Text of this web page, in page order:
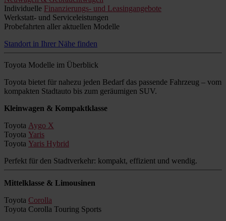
Individuelle Finanzierungs- und Leasingangebote
Werkstatt- und Serviceleistungen
Probefahrten aller aktuellen Modelle
Standort in Ihrer Nähe finden
Toyota Modelle im Überblick
Toyota bietet für nahezu jeden Bedarf das passende Fahrzeug – vom
kompakten Stadtauto bis zum geräumigen SUV.
Kleinwagen & Kompaktklasse
Toyota Aygo X
Toyota Yaris
Toyota Yaris Hybrid
Perfekt für den Stadtverkehr: kompakt, effizient und wendig.
Mittelklasse & Limousinen
Toyota Corolla
Toyota Corolla Touring Sports